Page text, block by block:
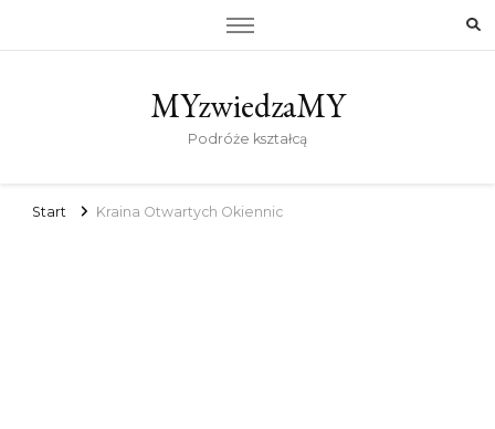
MYzwiedzaMY
Podróże kształcą
Start Kraina Otwartych Okiennic